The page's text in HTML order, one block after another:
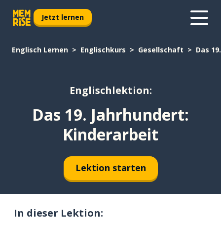
Jetzt lernen
Englisch Lernen Englischkurs Gesellschaft Das
Englischlektion:
Das 19. Jahrhundert:
Kinderarbeit
Lektion starten
In dieser Lektion: